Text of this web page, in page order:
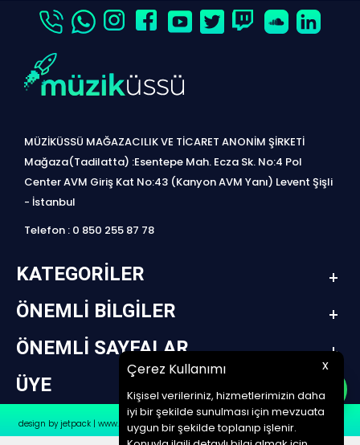
Çerez Kullanımı x
Kişisel verileriniz, hizmetlerimizin daha
iyi bir şekilde sunulması için mevzuata
uygun bir şekilde toplanıp işlenir.
MÜZİKÜSSÜ MAĞAZACILIK VE TİCARET ANONİM ŞİRKETİ
Mağaza(Tadilatta) :Esentepe Mah. Ecza Sk. No:4 Pol
Center AVM Giriş Kat No:43 (Kanyon AVM Yanı) Levent Şişli
- İstanbul
Telefon : 0 850 255 87 78
KATEGORILER
ÖNEMLI BILGILER
ÖNEMLI SAYFALAR
ÜYE
design by jetpack | www.müziküssü.com | copyright ©2022 Tüm hakları saklıdır.